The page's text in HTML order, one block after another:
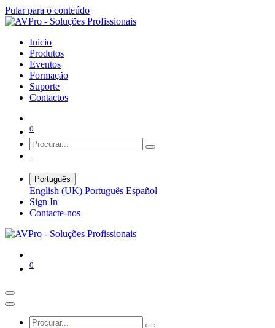
Pular para o conteúdo
Inicio
Produtos
Eventos
Formação
Suporte
Contactos
0
Português
English (UK) Português Español
Sign In
Contacte-nos
0